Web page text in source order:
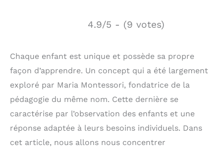
4.9/5 - (9 votes)
Chaque enfant est unique et possède sa propre
façon d’apprendre. Un concept qui a été largement
exploré par Maria Montessori, fondatrice de la
pédagogie du même nom. Cette dernière se
caractérise par l’observation des enfants et une
réponse adaptée à leurs besoins individuels. Dans
cet article, nous allons nous concentrer